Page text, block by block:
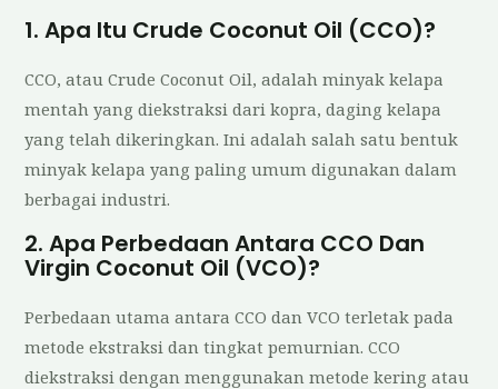
1. Apa Itu Crude Coconut Oil (CCO)?
CCO, atau Crude Coconut Oil, adalah minyak kelapa
mentah yang diekstraksi dari kopra, daging kelapa
yang telah dikeringkan. Ini adalah salah satu bentuk
minyak kelapa yang paling umum digunakan dalam
berbagai industri.
2. Apa Perbedaan Antara CCO Dan
Virgin Coconut Oil (VCO)?
Perbedaan utama antara CCO dan VCO terletak pada
metode ekstraksi dan tingkat pemurnian. CCO
diekstraksi dengan menggunakan metode kering atau